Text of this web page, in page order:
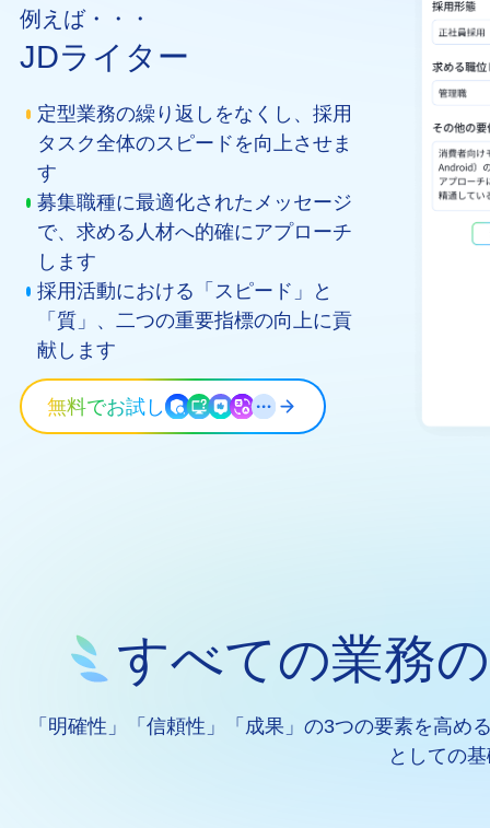
例えば・・・
JDライター
定型業務の繰り返しをなくし、採用
タスク全体のスピードを向上させま
す
募集職種に最適化されたメッセージ
で、求める人材へ的確にアプローチ
します
採用活動における「スピード」と
「質」、二つの重要指標の向上に貢
献します
無料でお試し
すべての業務
「明確性」「信頼性」「成果」の3つの要素を高
としての